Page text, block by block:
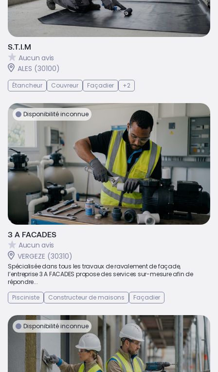
S.T.I.M
Aucun avis
ALES (30100)
Étancheur Couvreur Façadier +2
Disponibilité inconnue
3 A FACADES
Aucun avis
VERGEZE (30310)
Spécialisée dans tous les travaux de ravalement de façade,
l’entreprise 3 A FACADES propose des services sur-mesure afin de
répondre...
Pisciniste
Constructeur de maisons Façadier
Disponibilité inconnue